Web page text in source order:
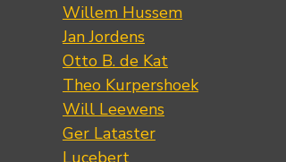
Willem Hussem
Jan Jordens
Otto B. de Kat
Theo Kurpershoek
Will Leewens
Ger Lataster
Lucebert